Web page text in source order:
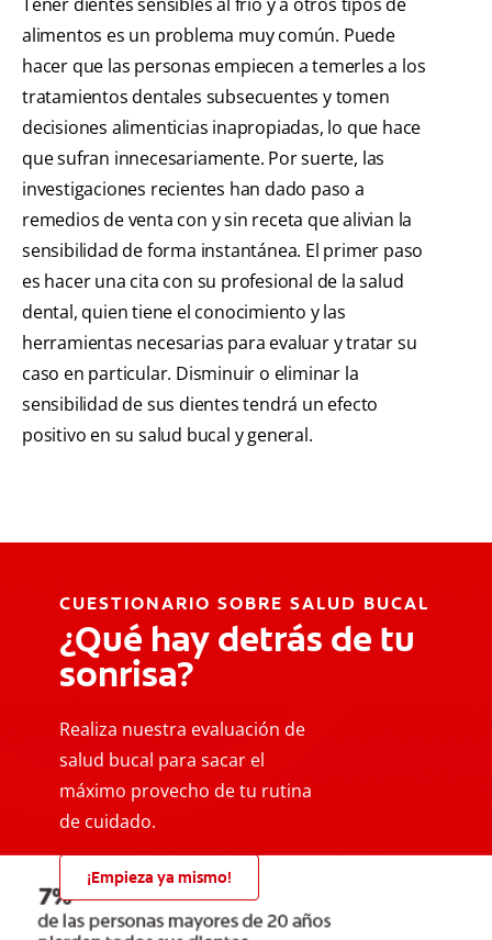
alimentos es un problema muy común. Puede
hacer que las personas empiecen a temerles a los
tratamientos dentales subsecuentes y tomen
decisiones alimenticias inapropiadas, lo que hace
que sufran innecesariamente. Por suerte, las
investigaciones recientes han dado paso a
remedios de venta con y sin receta que alivian la
sensibilidad de forma instantánea. El primer paso
es hacer una cita con su profesional de la salud
dental, quien tiene el conocimiento y las
herramientas necesarias para evaluar y tratar su
caso en particular. Disminuir o eliminar la
sensibilidad de sus dientes tendrá un efecto
positivo en su salud bucal y general.
CUESTIONARIO SOBRE SALUD BUCAL
¿Qué hay detrás de tu
sonrisa?
Realiza nuestra evaluación de
salud bucal para sacar el
máximo provecho de tu rutina
de cuidado.
¡Empieza ya mismo!